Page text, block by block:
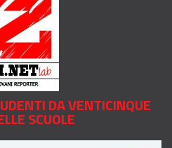
DA VENTICINQUE
SCUOLE